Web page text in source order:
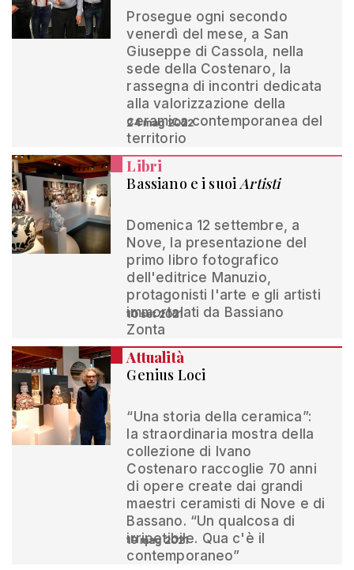
Prosegue ogni secondo
venerdì del mese, a San
Giuseppe di Cassola, nella
sede della Costenaro, la
rassegna di incontri dedicata
alla valorizzazione della
ceramica contemporanea del
territorio
24 mag 2022
Libri
Bassiano e i suoiArtisti
Domenica 12 settembre, a
Nove, la presentazione del
primo libro fotografico
dell'editrice Manuzio,
protagonisti l'arte e gli artisti
immortalati da Bassiano
Zonta
10 set 2021
Attualità
Genius Loci
“Una storia della ceramica”:
la straordinaria mostra della
collezione di Ivano
Costenaro raccoglie 70 anni
di opere create dai grandi
maestri ceramisti di Nove e di
Bassano. “Un qualcosa di
irripetibile. Qua c'è il
contemporaneo”
19 mag 2021